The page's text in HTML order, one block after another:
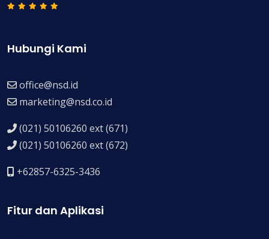
Hubungi Kami
office@nsd.id
marketing@nsd.co.id
(021) 50106260 ext (671)
(021) 50106260 ext (672)
+62857-6325-3436
Fitur dan Aplikasi